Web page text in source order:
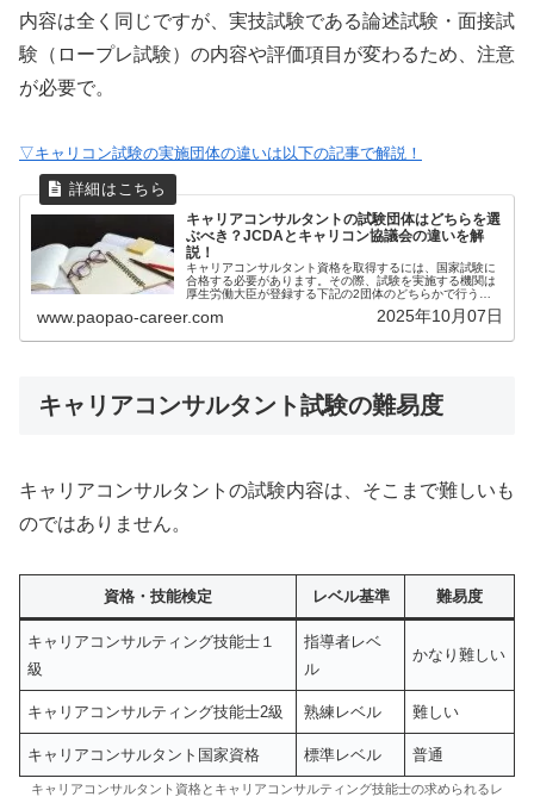
内容は全く同じですが、実技試験である論述試験・面接試
験（ロープレ試験）の内容や評価項目が変わるため、注意
が必要で。
▽キャリコン試験の実施団体の違いは以下の記事で解説！
キャリアコンサルタントの試験団体はどちらを選
ぶべき？JCDAとキャリコン協議会の違いを解
説！
キャリアコンサルタント資格を取得するには、国家試験に
合格する必要があります。その際、試験を実施する機関は
厚生労働大臣が登録する下記の2団体のどちらかで行うこ
とになります。日本キャリア開発協会（JCDA)キャリアコ
ンサルティング協議会キャリア...
www.paopao-career.com 2025年10月07日
キャリアコンサルタント試験の難易度
キャリアコンサルタントの試験内容は、そこまで難しいも
のではありません。
資格・技能検定 レベル基準 難易度
キャリアコンサルティング技能士１
級
指導者レベ
ル
かなり難しい
キャリアコンサルティング技能士2級 熟練レベル 難しい
キャリアコンサルタント国家資格 標準レベル 普通
キャリアコンサルタント資格とキャリアコンサルティング技能士の求められるレ